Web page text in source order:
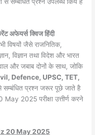
अफेयर्स क्विज हिंदी
विषयों जैसे राजनितिक,
विज्ञान तथा विदेश और भारत
और जबाब दोनों के साथ, जोकि
Defence, UPSC, TET,
प्रश्न जरूर पूछे जाते है
2025 परीक्षा उत्तीर्ण करने
20 May 2025